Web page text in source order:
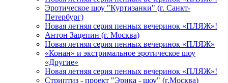
Эротическое шоу "Куртизанки" (г. Санкт-
Петербург)
Новая летняя серия пенных вечеринок «ПЛЯЖ»!
Антон Зацепин (г. Москва)
Новая летняя серия пенных вечеринок «ПЛЯЖ»
«Конан» и экстримальное эротическое шоу
«Другие»
Новая летняя серия пенных вечеринок «ПЛЯЖ»!
Стриптиз - проект "Эрика - шоу" (г.Москва)